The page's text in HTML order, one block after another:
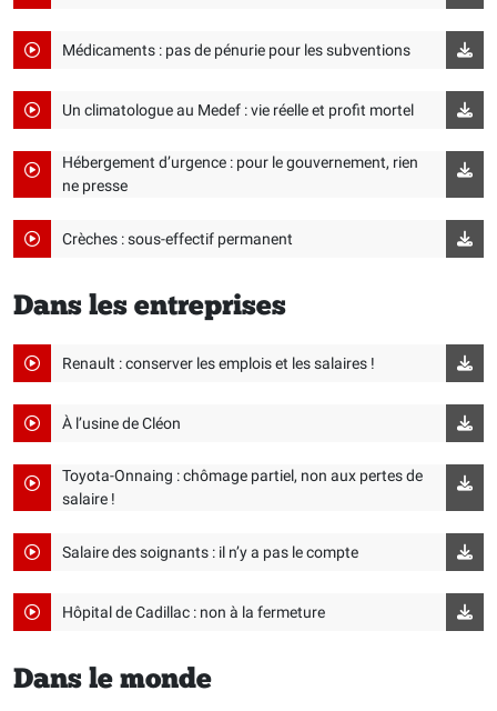
Médicaments : pas de pénurie pour les subventions
Un climatologue au Medef : vie réelle et profit mortel
Hébergement d’urgence : pour le gouvernement, rien
ne presse
Crèches : sous-effectif permanent
Dans les entreprises
Renault : conserver les emplois et les salaires !
À l’usine de Cléon
Toyota-Onnaing : chômage partiel, non aux pertes de
salaire !
Salaire des soignants : il n’y a pas le compte
Hôpital de Cadillac : non à la fermeture
Dans le monde